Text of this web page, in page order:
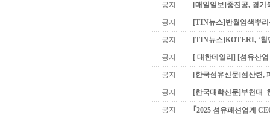
공지 [매일일보]중진공, 경
공지 [TIN뉴스]반월염색뿌리
공지 [TIN뉴스]KOTERI, ‘첨
공지 [ 대한데일리] [섬유산
공지 [한국섬유신문]섬산련,
공지 [한국대학신문]부천대–
공지
｢2025 섬유패션업계